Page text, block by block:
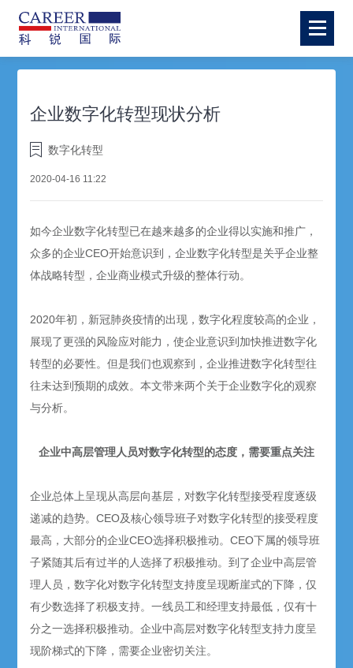
企业数字化转型现状分析
数字化转型
2020-04-16 11:22
如今企业数字化转型已在越来越多的企业得以实施和推广，
众多的企业CEO开始意识到，企业数字化转型是关乎企业整
体战略转型，企业商业模式升级的整体行动。
2020年初，新冠肺炎疫情的出现，数字化程度较高的企业，
展现了更强的风险应对能力，使企业意识到加快推进数字化
转型的必要性。但是我们也观察到，企业推进数字化转型往
往未达到预期的成效。本文带来两个关于企业数字化的观察
与分析。
企业中高层管理人员对数字化转型的态度，需要重点关注
企业总体上呈现从高层向基层，对数字化转型接受程度逐级
递减的趋势。CEO及核心领导班子对数字化转型的接受程度
最高，大部分的企业CEO选择积极推动。CEO下属的领导班
子紧随其后有过半的人选择了积极推动。到了企业中高层管
理人员，数字化对数字化转型支持度呈现断崖式的下降，仅
有少数选择了积极支持。一线员工和经理支持最低，仅有十
分之一选择积极推动。企业中高层对数字化转型支持力度呈
现阶梯式的下降，需要企业密切关注。